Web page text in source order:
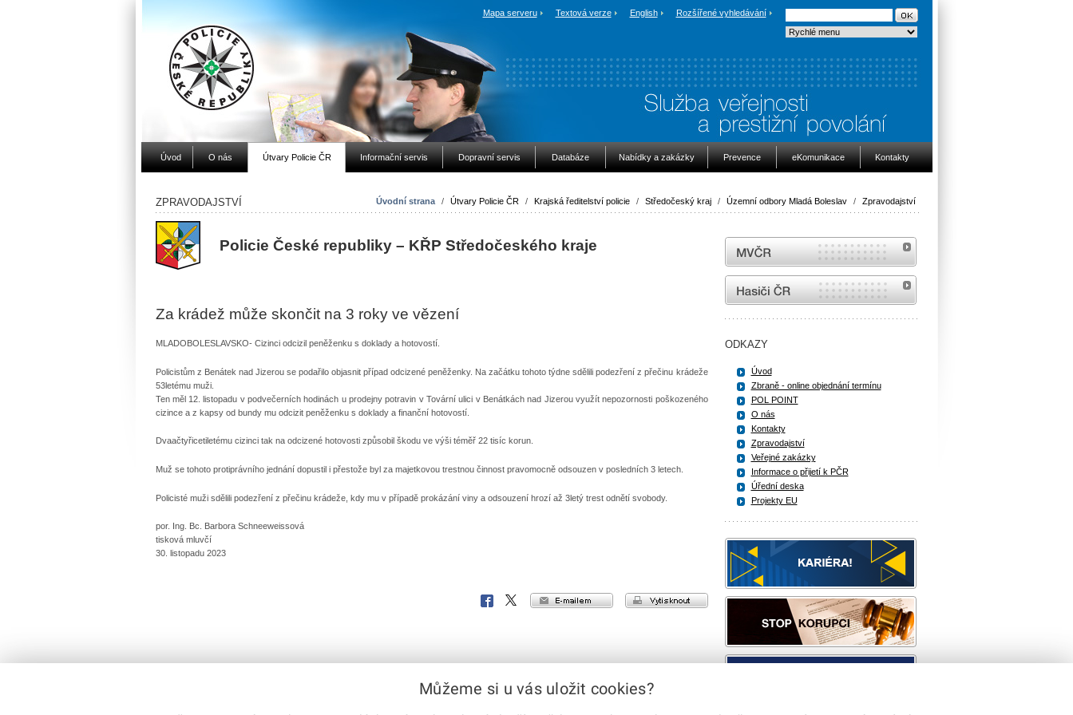
Mapa serveru Textová verze English Rozšířené vyhledávání
Úvod O nás Útvary Policie ČR Informační servis Dopravní servis Databáze Nabídky a zakázky Prevence eKomunikace Kontakty
Úvodní strana / Útvary Policie ČR / Krajská ředitelství policie / Středočeský kraj / Územní odbory Mladá Boleslav / Zpravodajství
ZPRAVODAJSTVÍ
Policie České republiky – KŘP Středočeského kraje
Za krádež může skončit na 3 roky ve vězení
MLADOBOLESLAVSKO- Cizinci odcizil peněženku s doklady a hotovostí.
Policistům z Benátek nad Jizerou se podařilo objasnit případ odcizené peněženky. Na začátku tohoto týdne sdělili podezření z přečinu krádeže
53letému muži.
Ten měl 12. listopadu v podvečerních hodinách u prodejny potravin v Tovární ulici v Benátkách nad Jizerou využít nepozornosti poškozeného
cizince a z kapsy od bundy mu odcizit peněženku s doklady a finanční hotovostí.
Dvaačtyřicetiletému cizinci tak na odcizené hotovosti způsobil škodu ve výši téměř 22 tisíc korun.
Muž se tohoto protiprávního jednání dopustil i přestože byl za majetkovou trestnou činnost pravomocně odsouzen v posledních 3 letech.
Policisté muži sdělili podezření z přečinu krádeže, kdy mu v případě prokázání viny a odsouzení hrozí až 3letý trest odnětí svobody.
por. Ing. Bc. Barbora Schneeweissová
tisková mluvčí
30. listopadu 2023
vytisknout
e-mailem
X
Facebook
MVČR
internetové stránky Hasiči ČR
ODKAZY
Úvod
Zbraně - online objednání termínu
POL POINT
O nás
Kontakty
Zpravodajství
Veřejné zakázky
Informace o přijetí k PČR
Úřední deska
Projekty EU
Můžeme si u vás uložit cookies?